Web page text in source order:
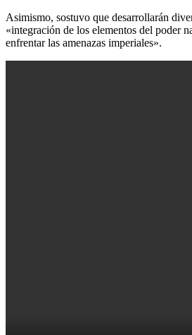
Asimismo, sostuvo que desarrollarán
«integración de los elementos del poder
enfrentar las amenazas imperiales».